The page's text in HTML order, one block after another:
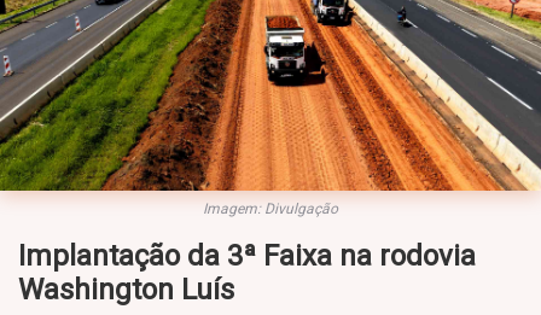
Imagem: Divulgação
Implantação da 3ª Faixa na rodovia
Washington Luís